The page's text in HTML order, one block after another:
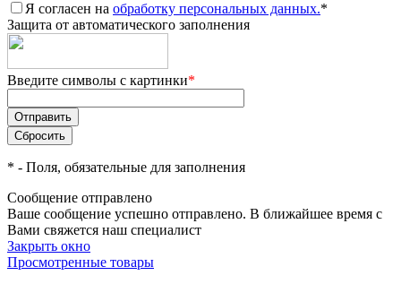
Я согласен на обработку персональных данных.*
Защита от автоматического заполнения
Введите символы с картинки*
* - Поля, обязательные для заполнения
Сообщение отправлено
Ваше сообщение успешно отправлено. В ближайшее время с
Вами свяжется наш специалист
Закрыть окно
Просмотренные товары